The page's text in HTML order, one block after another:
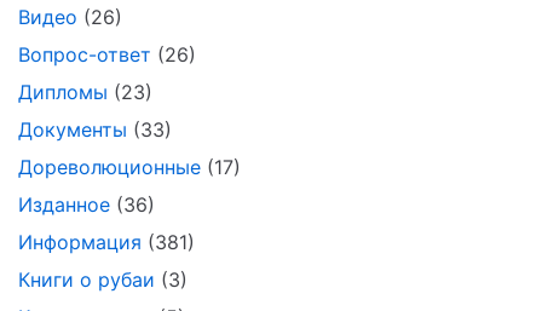
Видео (26)
Вопрос-ответ (26)
Дипломы (23)
Документы (33)
Дореволюционные (17)
Изданное (36)
Информация (381)
Книги о рубаи (3)